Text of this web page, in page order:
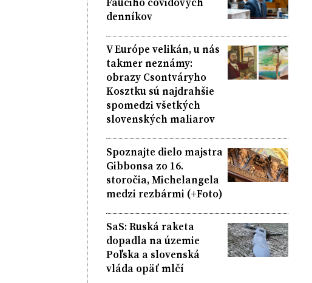
denníkov
V Európe velikán, u nás
takmer neznámy:
obrazy Csontváryho
Kosztku sú najdrahšie
spomedzi všetkých
slovenských maliarov
Spoznajte dielo majstra
Gibbonsa zo 16.
storočia, Michelangela
medzi rezbármi (+Foto)
SaS: Ruská raketa
dopadla na územie
Poľska a slovenská
vláda opäť mlčí